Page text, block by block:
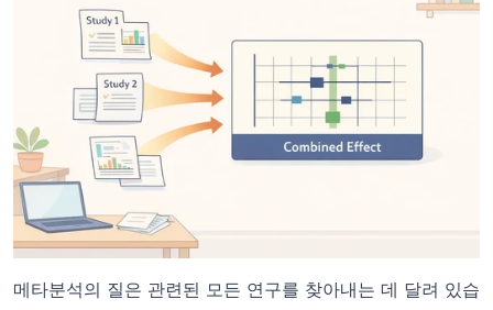
메타분석의 질은 관련된 모든 연구를 찾아내는 데 달려 있습